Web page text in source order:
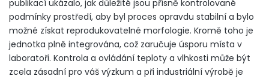
publikací ukázalo, jak důležité jsou přísně kontrolované
podmínky prostředí, aby byl proces opravdu stabilní a bylo
možné získat reprodukovatelné morfologie. Kromě toho je
jednotka plně integrována, což zaručuje úsporu místa v
laboratoři. Kontrola a ovládání teploty a vlhkosti může být
zcela zásadní pro váš výzkum a při industriální výrobě je